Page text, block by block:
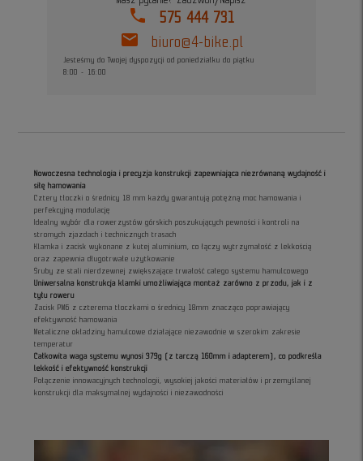
phone 575 444 731
mail biuro@4-bike.pl
Jesteśmy do Twojej dyspozycji od poniedziałku do piątku
8:00 - 16:00
Nowoczesna technologia i precyzja konstrukcji zapewniająca niezrównaną wydajność i
siłę hamowania
Cztery tłoczki o średnicy 18 mm każdy gwarantują potężną moc hamowania i
perfekcyjną modulację
Idealny wybór dla rowerzystów górskich poszukujących pewności i kontroli na
stromych zjazdach i technicznych trasach
Klamka i zacisk wykonane z kutej aluminium, co łączy wytrzymałość z lekkością
oraz zapewnia długotrwałe użytkowanie
Śruby ze stali nierdzewnej zwiększające trwałość całego systemu hamulcowego
Uniwersalna konstrukcja klamki umożliwiająca montaż zarówno z przodu, jak i z
tyłu roweru
Zacisk PM6 z czterema tłoczkami o średnicy 18mm znacząco poprawiający
efektywność hamowania
Metaliczne okładziny hamulcowe działające niezawodnie w szerokim zakresie
temperatur
Całkowita waga systemu wynosi 379g (z tarczą 160mm i adapterem), co podkreśla
lekkość i efektywność konstrukcji
Połączenie innowacyjnych technologii, wysokiej jakości materiałów i przemyślanej
konstrukcji dla maksymalnej wydajności i niezawodności